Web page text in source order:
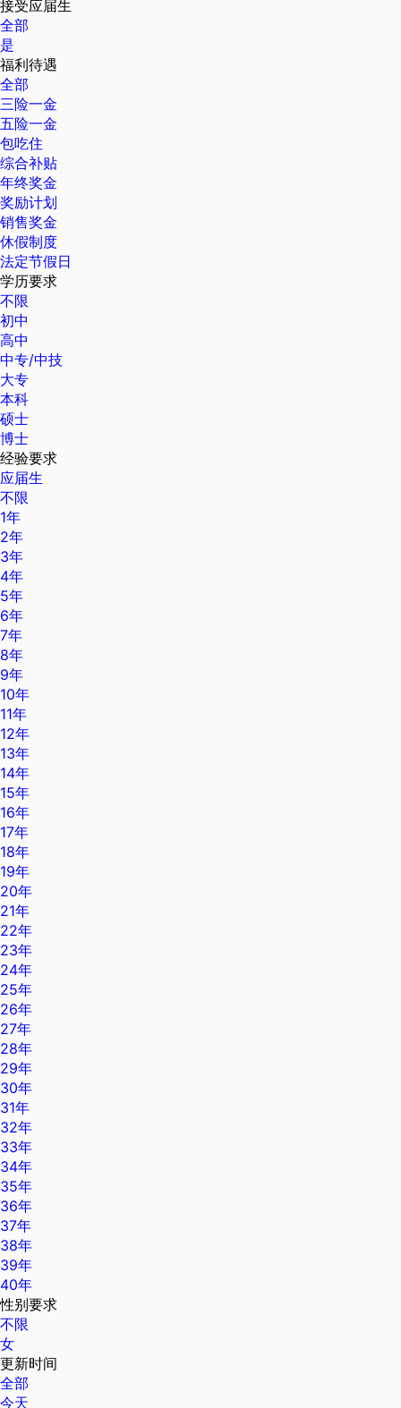
接受应届生
全部
是
福利待遇
全部
三险一金
五险一金
包吃住
综合补贴
年终奖金
奖励计划
销售奖金
休假制度
法定节假日
学历要求
不限
初中
高中
中专/中技
大专
本科
硕士
博士
经验要求
应届生
不限
1年
2年
3年
4年
5年
6年
7年
8年
9年
10年
11年
12年
13年
14年
15年
16年
17年
18年
19年
20年
21年
22年
23年
24年
25年
26年
27年
28年
29年
30年
31年
32年
33年
34年
35年
36年
37年
38年
39年
40年
性别要求
不限
女
更新时间
全部
今天